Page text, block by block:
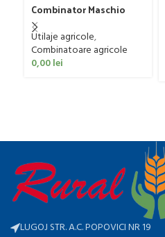
Combinator Maschio
Gaspardo model
Sandokan, 120-190 CP
Utilaje agricole,
Combinatoare agricole
0,00lei
LUGOJ STR. A.C. POPOVICI NR 19